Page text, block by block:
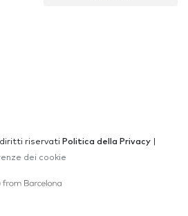
diritti riservati Politica della Privacy
dei cookie